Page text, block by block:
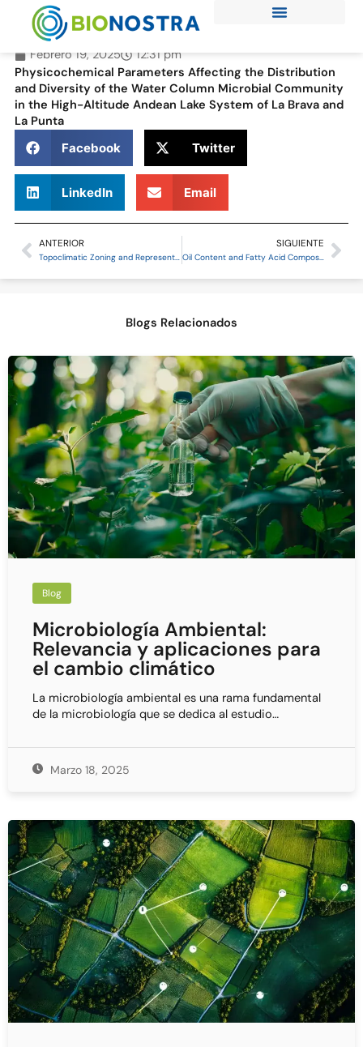
Febrero 19, 2025
12:31 pm
Physicochemical Parameters Affecting the Distribution
and Diversity of the Water Column Microbial Community
in the High-Altitude Andean Lake System of La Brava and
La Punta
Facebook
Twitter
LinkedIn Email
Prev
ANTERIOR
Topoclimatic Zoning and Representative Areas as Determined by an Automatic Weather Station (AWS) Network in the Atacama Region, Chile
SIGUIENTE
Oil Content and Fatty Acid Composition in Castor Bean Naturalized Accessions under Mediterranean Conditions in Chile
Blogs Relacionados
Blog
Microbiología Ambiental:
Relevancia y aplicaciones para
el cambio climático
La microbiología ambiental es una rama fundamental
de la microbiología que se dedica al estudio…
Marzo 18, 2025